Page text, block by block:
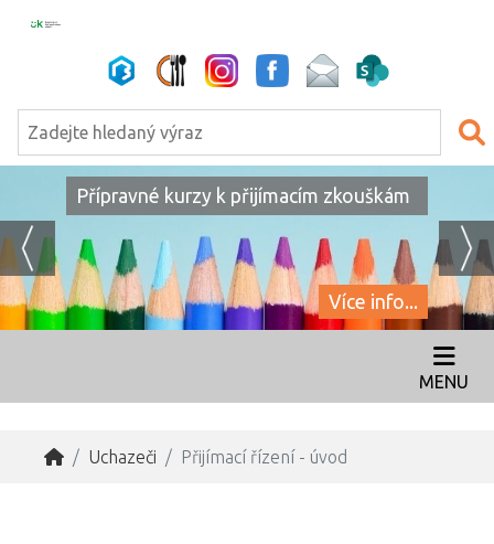
Přípravné kurzy k přijímacím zkouškám
Více info...
MENU
Uchazeči Přijímací řízení - úvod